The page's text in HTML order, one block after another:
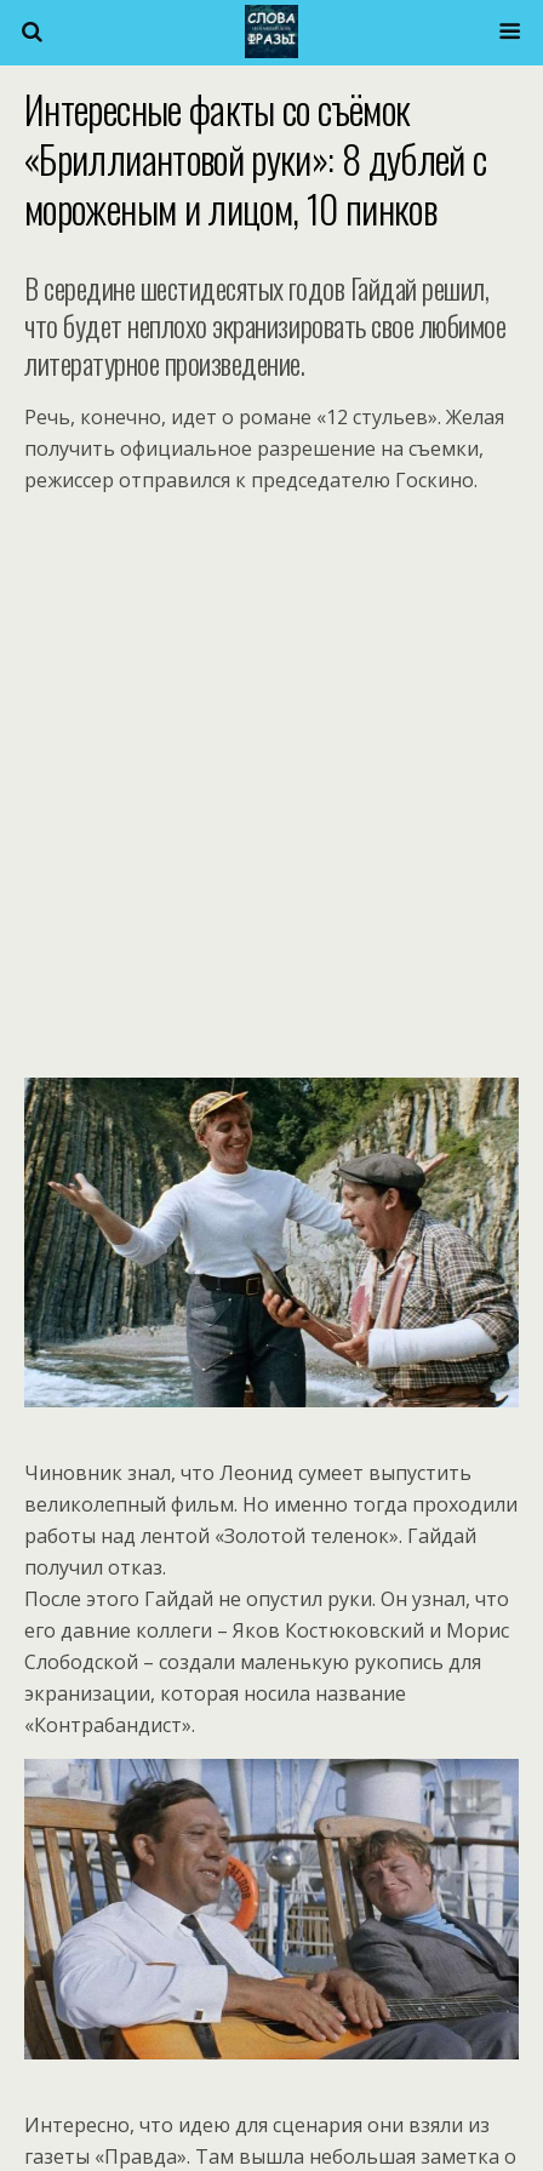
Интересные факты со съёмок
«Бриллиантовой руки»: 8 дублей с
мороженым и лицом, 10 пинков
В середине шестидесятых годов Гайдай решил,
что будет неплохо экранизировать свое любимое
литературное произведение.
Речь, конечно, идет о романе «12 стульев». Желая
получить официальное разрешение на съемки,
режиссер отправился к председателю Госкино.
Чиновник знал, что Леонид сумеет выпустить
великолепный фильм. Но именно тогда проходили
работы над лентой «Золотой теленок». Гайдай
получил отказ.
После этого Гайдай не опустил руки. Он узнал, что
его давние коллеги – Яков Костюковский и Морис
Слободской – создали маленькую рукопись для
экранизации, которая носила название
«Контpa6aндист».
Интересно, что идею для сценария они взяли из
газеты «Правда». Там вышла небольшая заметка о